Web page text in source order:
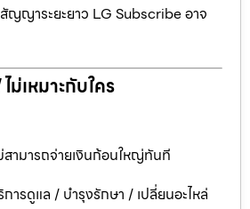
ญญาระยะยาว LG Subscribe อาจ
ม่เหมาะกับใคร
ามารถจ่ายเงินก้อนใหญ่ทันที
ารดูแล / บำรุงรักษา / เปลี่ยนอะไหล่